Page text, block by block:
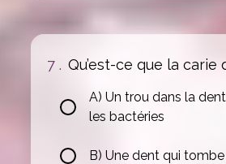
7 . Qu’est-ce que la carie
A) Un trou dans la
les bactéries
B) Une dent qui tombe